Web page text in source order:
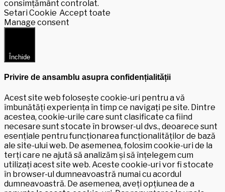
consimțământ controlat.
Setari Cookie Accept toate
Manage consent
Închide
Privire de ansamblu asupra confidențialității
Acest site web folosește cookie-uri pentru a vă
îmbunătăți experiența în timp ce navigați pe site. Dintre
acestea, cookie-urile care sunt clasificate ca fiind
necesare sunt stocate în browser-ul dvs., deoarece sunt
esențiale pentru funcționarea funcționalităților de bază
ale site-ului web. De asemenea, folosim cookie-uri de la
terți care ne ajută să analizăm și să înțelegem cum
utilizați acest site web. Aceste cookie-uri vor fi stocate
în browser-ul dumneavoastră numai cu acordul
dumneavoastră. De asemenea, aveți opțiunea de a